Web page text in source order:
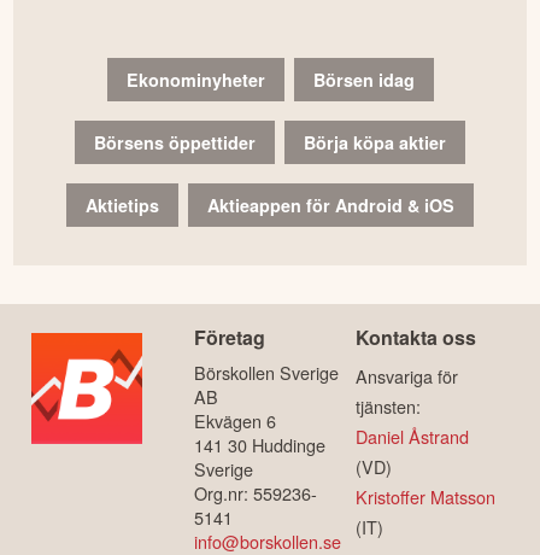
Ekonominyheter Börsen idag
Börsens öppettider Börja köpa aktier
Aktietips Aktieappen för Android & iOS
Företag
Börskollen Sverige
AB
Ekvägen 6
141 30 Huddinge
Sverige
Org.nr: 559236-
5141
info@borskollen.se
Kontakta oss
Ansvariga för
tjänsten:
Daniel Åstrand
(VD)
Kristoffer Matsson
(IT)